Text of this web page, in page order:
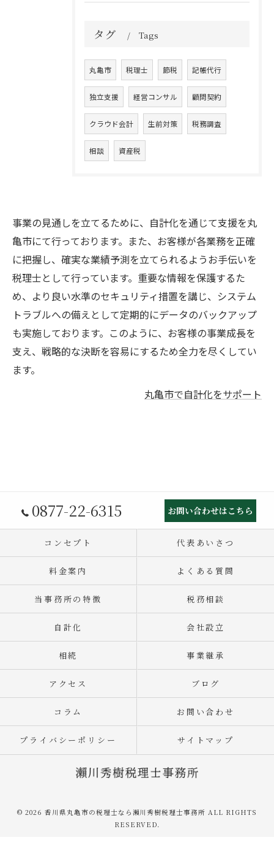
タグ Tags
丸亀市 税理士 節税 記帳代行
独立支援 経営コンサル 顧問契約
クラウド会計 生前対策 税務調査
相談 資産税
事業の見通しを立てるために、自計化を通じて支援を丸
亀市にて行っております。また、お客様が各業務を正確
に把握し、確実な業績予測を立てられるようお手伝いを
税理士として行っています。重要な情報を保護するた
め、より良い水準のセキュリティ措置を講じ、システム
トラブルへの備えとして定期的にデータのバックアップ
も実施しております。このように、お客様の事業成長を
支え、戦略的な決断を容易にするため全力を尽くしてい
ます。
丸亀市で自計化をサポート
0877-22-6315 お問い合わせはこちら
コンセプト 代表あいさつ
料金案内 よくある質問
当事務所の特徴 税務相談
自計化 会社設立
相続 事業継承
アクセス ブログ
コラム お問い合わせ
プライバシーポリシー サイトマップ
© 2026 香川県丸亀市の税理士なら瀨川秀樹税理士事務所 ALL RIGHTS
RESERVED.